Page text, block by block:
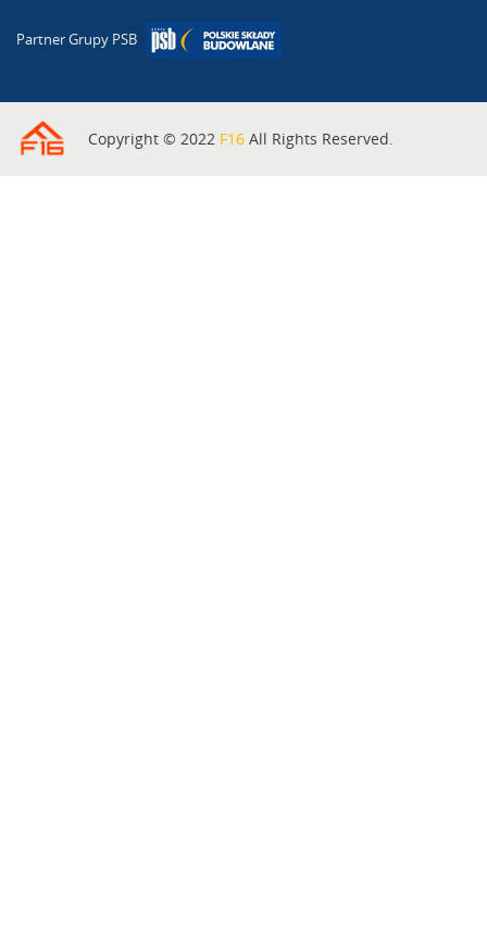
Partner Grupy PSB
Copyright © 2022 F16 All Rights Reserved.